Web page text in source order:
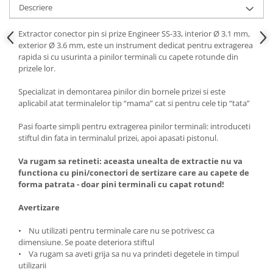
Descriere
Extractor conector pin si prize Engineer SS-33, interior Ø 3.1 mm,
exterior Ø 3.6 mm, este un instrument dedicat pentru extragerea
rapida si cu usurinta a pinilor terminali cu capete rotunde din
prizele lor.
Specializat in demontarea pinilor din bornele prizei si este
aplicabil atat terminalelor tip “mama” cat si pentru cele tip “tata”
Pasi foarte simpli pentru extragerea pinilor terminali: introduceti
stiftul din fata in terminalul prizei, apoi apasati pistonul.
Va rugam sa retineti: aceasta unealta de extractie nu va
functiona cu pini/conectori de sertizare care au capete de
forma patrata - doar pini terminali cu capat rotund!
Avertizare
• Nu utilizati pentru terminale care nu se potrivesc ca
dimensiune. Se poate deteriora stiftul
• Va rugam sa aveti grija sa nu va prindeti degetele in timpul
utilizarii